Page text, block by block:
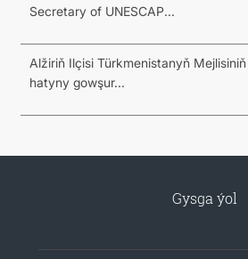
Secretary of UNESCAP...
Alžiriň Ilçisi Türkmenistanyň
hatyny gowşur...
Gysga ýol